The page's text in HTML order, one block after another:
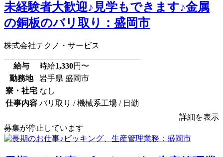
未経験者大歓迎♪見学もできます♪金属
の銅板のバリ取り：盛岡市
株式会社テクノ・サービス
給与 時給1,330円〜
勤務地
岩手県 盛岡市
寮・社宅 なし
仕事内容 バリ取り / 機械系工場 / 日勤
詳細を表示
募集が停止しています